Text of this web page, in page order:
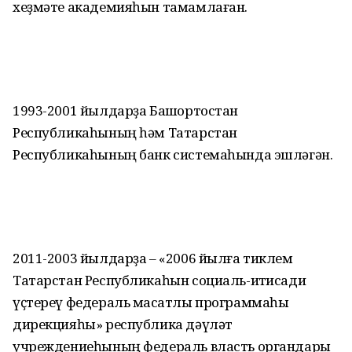
хеҙмәте академияһын тамамлаған.
1993-2001 йылдарҙа Башҡортостан
Республикаһының һәм Татарстан
Республикаһының банк системаһында эшләгән.
2011-2003 йылдарҙа – «2006 йылға тиклем
Татарстан Республикаһын социаль-иҡтисади
үҫтереү федераль маҡсатлы программаһы
дирекцияһы» республика дәүләт
учреждениеһының федераль власть органдары